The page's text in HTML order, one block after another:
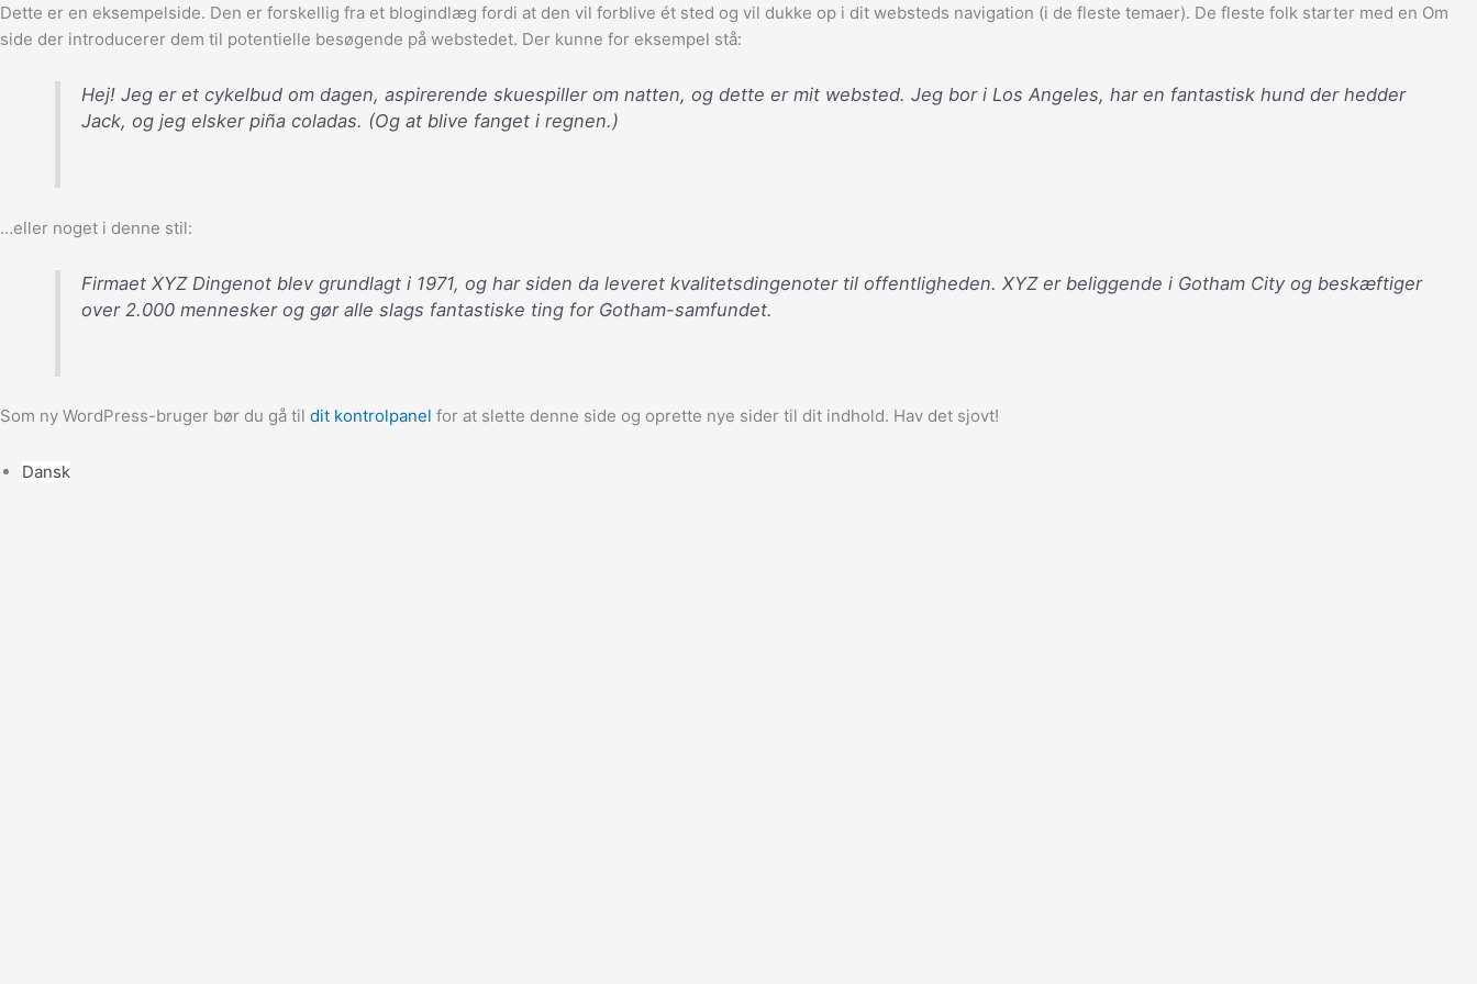
Dette er en eksempelside. Den er forskellig fra et blogindlæg fordi at den vil forblive ét sted og vil dukke op i dit websteds navigation (i de fleste temaer). De fleste folk starter med en Om
side der introducerer dem til potentielle besøgende på webstedet. Der kunne for eksempel stå:
Hej! Jeg er et cykelbud om dagen, aspirerende skuespiller om natten, og dette er mit websted. Jeg bor i Los Angeles, har en fantastisk hund der hedder
Jack, og jeg elsker piña coladas. (Og at blive fanget i regnen.)
…eller noget i denne stil:
Firmaet XYZ Dingenot blev grundlagt i 1971, og har siden da leveret kvalitetsdingenoter til offentligheden. XYZ er beliggende i Gotham City og beskæftiger
over 2.000 mennesker og gør alle slags fantastiske ting for Gotham-samfundet.
Som ny WordPress-bruger bør du gå til dit kontrolpanel for at slette denne side og oprette nye sider til dit indhold. Hav det sjovt!
Dansk